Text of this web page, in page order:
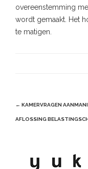
overeenstemming
wordt gemaakt. Het
te matigen.
Post
navigation
← KAMERVRAGEN
AFLOSSING